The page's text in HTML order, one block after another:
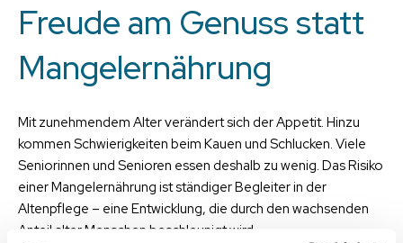
Freude am Genuss statt
Mangelernährung
Mit zunehmendem Alter verändert sich der Appetit. Hinzu
kommen Schwierigkeiten beim Kauen und Schlucken. Viele
Seniorinnen und Senioren essen deshalb zu wenig. Das Risiko
einer Mangelernährung ist ständiger Begleiter in der
Altenpflege – eine Entwicklung, die durch den wachsenden
Anteil alter Menschen beschleunigt wird.